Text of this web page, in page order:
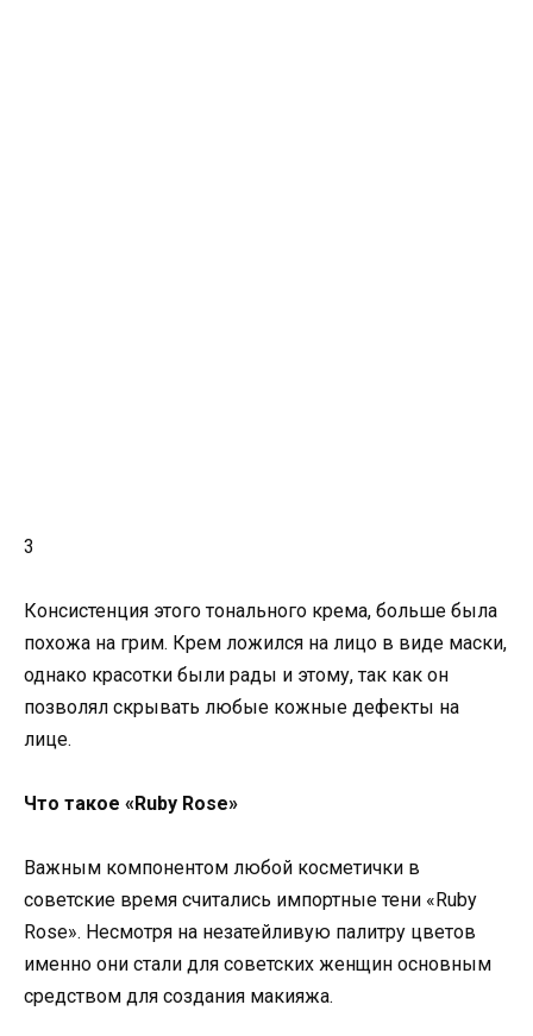
3
Консистенция этого тонального крема, больше была
похожа на грим. Крем ложился на лицо в виде маски,
однако красотки были рады и этому, так как он
позволял скрывать любые кожные дефекты на
лице.
Что такое «Ruby Rose»
Важным компонентом любой косметички в
советские время считались импортные тени «Ruby
Rose». Несмотря на незатейливую палитру цветов
именно они стали для советских женщин основным
средством для создания макияжа.